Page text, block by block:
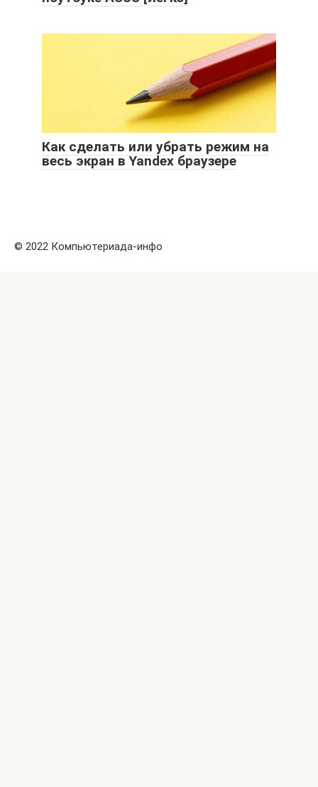
Как сделать или убрать режим на
весь экран в Yandex браузере
© 2022 Компьютериада-инфо